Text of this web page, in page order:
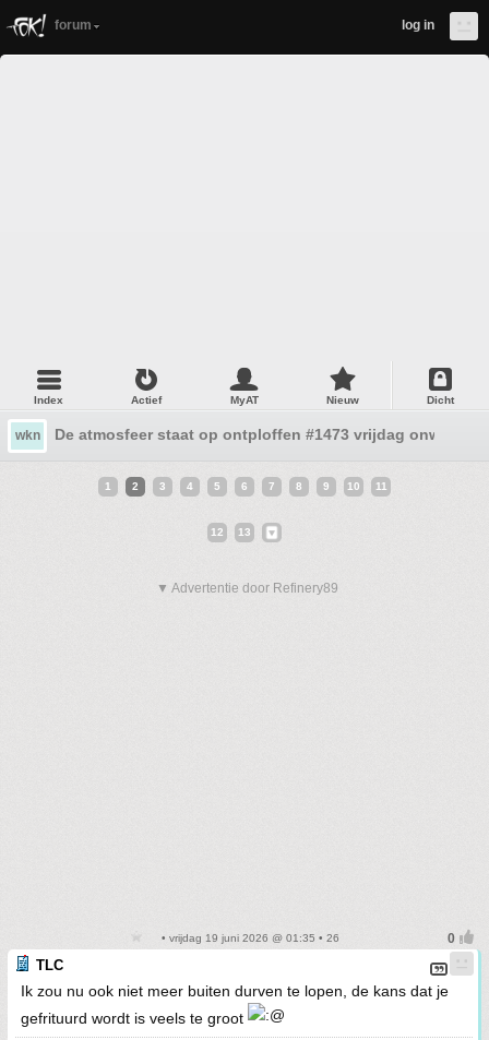
forum log in
Index Actief MyAT Nieuw Dicht
wkn De atmosfeer staat op ontploffen #1473 vrijdag onweer
1 2 3 4 5 6 7 8 9 10 11
12 13
▼ Advertentie door Refinery89
• vrijdag 19 juni 2026 @ 01:35 • 26
TLC
Ik zou nu ook niet meer buiten durven te lopen, de kans dat je
gefrituurd wordt is veels te groot